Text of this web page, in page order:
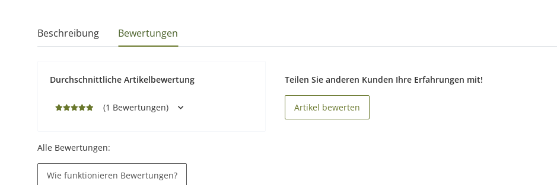
Beschreibung Bewertungen
Durchschnittliche Artikelbewertung
(1 Bewertungen)
Teilen Sie anderen Kunden Ihre Erfahrungen mit!
Artikel bewerten
Alle Bewertungen:
Wie funktionieren Bewertungen?